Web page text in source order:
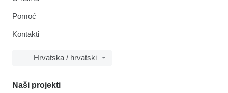
Pomoć
Kontakti
Hrvatska / hrvatski
Naši projekti